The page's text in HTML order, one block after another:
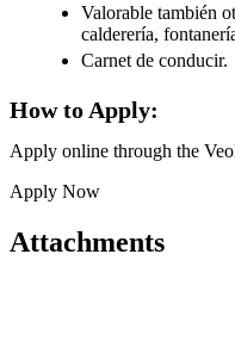
Valorable también
calderería,
Carnet de conducir.
How to Apply:
Apply online through the
Apply Now
Attachments